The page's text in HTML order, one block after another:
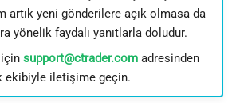
artık yeni gönderilere açık olmasa da
yönelik faydalı yanıtlarla doludur.
içinsupport@ctrader.com adresinden
ekibiyle iletişime geçin.